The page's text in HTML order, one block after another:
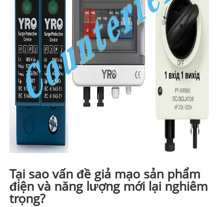
Tại sao vấn đề giả mạo sản phẩm
điện và năng lượng mới lại nghiêm
trọng?